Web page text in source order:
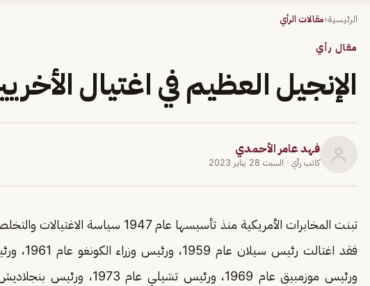
الرئيسية‹مقالات الرأي
مقال رأي
الإنجيل العظيم في اغتيال
فهد عامر الأحمدي
كاتب رأي · السبت 28 يناير 2023
تبنت المخابرات الأمريكية منذ تأسيسها عام